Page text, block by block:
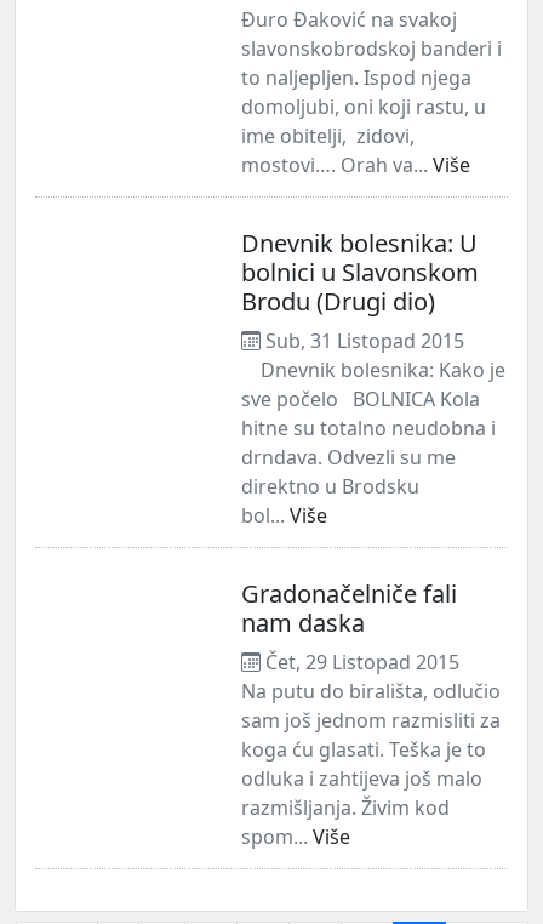
Đuro Đaković na svakoj
slavonskobrodskoj banderi i
to naljepljen. Ispod njega
domoljubi, oni koji rastu, u
ime obitelji, zidovi,
mostovi…. Orah va... Više
Dnevnik bolesnika: U
bolnici u Slavonskom
Brodu (Drugi dio)
Sub, 31 Listopad 2015
Dnevnik bolesnika: Kako je
sve počelo BOLNICA Kola
hitne su totalno neudobna i
drndava. Odvezli su me
direktno u Brodsku
bol... Više
Gradonačelniče fali
nam daska
Čet, 29 Listopad 2015
Na putu do birališta, odlučio
sam još jednom razmisliti za
koga ću glasati. Teška je to
odluka i zahtijeva još malo
razmišljanja. Živim kod
spom... Više